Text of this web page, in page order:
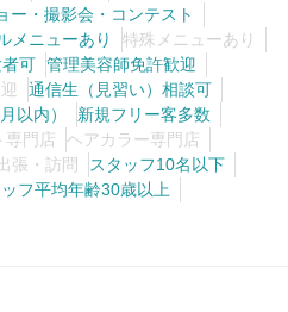
ー・撮影会・コンテスト
メニューあり
特殊メニューあり
可 管理美容師免許歓迎
通信生（見習い）相談可
以内）
新規フリー客多数
専門店
ヘアカラー専門店
張・訪問
スタッフ10名以下
フ平均年齢30歳以上